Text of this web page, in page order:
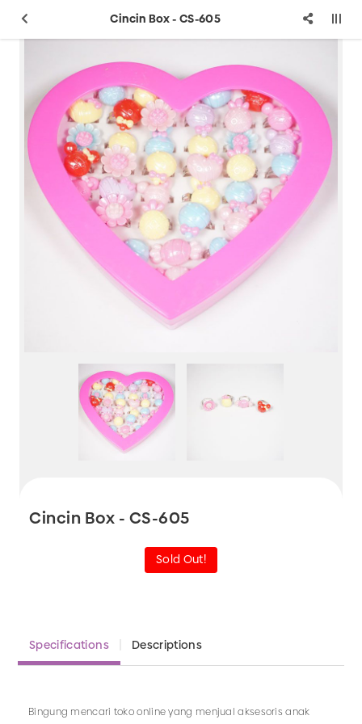
Cincin Box - CS-605
Cincin Box - CS-605
Sold Out!
Specifications Descriptions
Bingung mencari toko online yang menjual aksesoris anak